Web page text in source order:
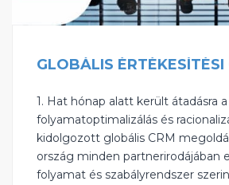
1. Hat hónap alatt került átadásra a
folyamatoptimalizálás és
kidolgozott globális CRM
ország minden partnerirodájában
folyamat és szabályrendszer